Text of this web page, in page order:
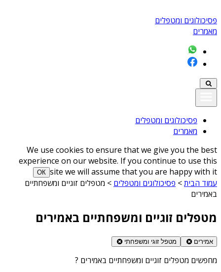
פסיכולוגים ומטפלים
מאמרים
פסיכולוגים ומטפלים
מאמרים
We use cookies to ensure that we give you the best
experience on our website. If you continue to use this
site we will assume that you are happy with it
ОК
עמוד הבית> פסיכולוגים ומטפלים > מטפלים זוגיים ומשפחתיים
באמירים
מטפלים זוגיים ומשפחתיים באמירים
אמירים מטפל זוגי ומשפחתי
מחפשים מטפלים זוגיים ומשפחתיים באמירים ?